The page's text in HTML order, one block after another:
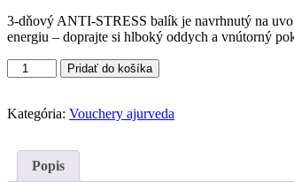
3-dňový ANTI-STRESS balík je navrhnutý na
energiu – doprajte si hlboký oddych a vnútorný
množstvo
3-
ANTI-
balík
uvoľnenie
Pridať do košíka
Kategória: Vouchery ajurveda
Popis